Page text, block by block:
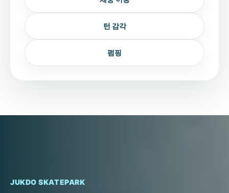
턴 감각
펌핑
JUKDO SKATEPARK